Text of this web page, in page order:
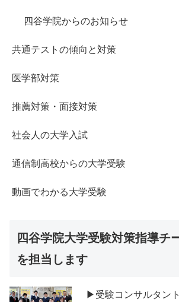
四谷学院からのお知らせ
共通テストの傾向と対策
医学部対策
推薦対策・面接対策
社会人の大学入試
通信制高校からの大学受験
動画でわかる大学受験
四谷学院大学受験対策指導チ
を担当します
▶受験コンサルタン